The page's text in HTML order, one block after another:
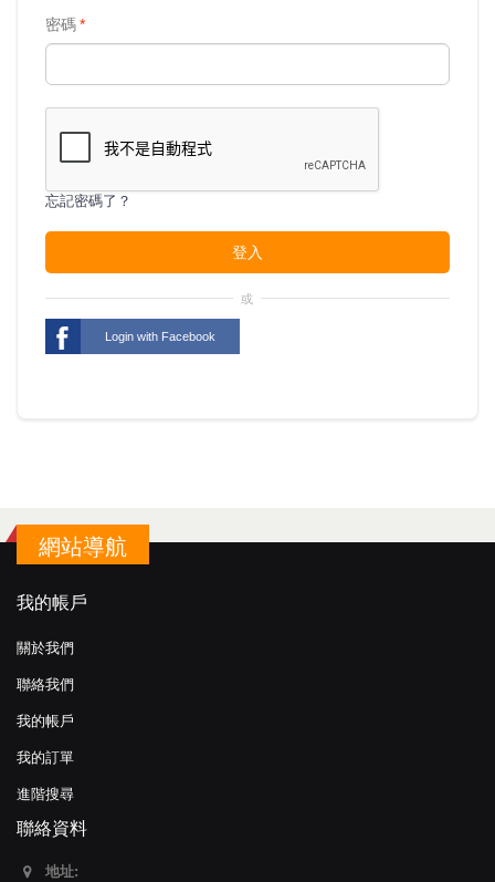
*
密碼
忘記密碼了？
登入
或
Login with Facebook
網站導航
我的帳戶
關於我們
聯絡我們
我的帳戶
我的訂單
進階搜尋
聯絡資料
地址: